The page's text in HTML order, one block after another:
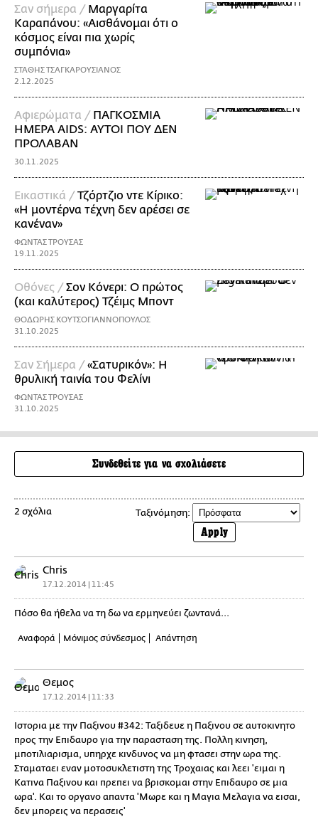
Σαν σήμερα / Μαργαρίτα
Καραπάνου: «Αισθάνομαι ότι ο
κόσμος είναι πια χωρίς
συμπόνια»
ΣΤΑΘΗΣ ΤΣΑΓΚΑΡΟΥΣΙΑΝΟΣ
2.12.2025
Αφιερώματα / ΠΑΓΚΟΣΜΙΑ
ΗΜΕΡΑ AIDS: ΑΥΤΟΙ ΠΟΥ ΔΕΝ
ΠΡΟΛΑΒΑΝ
30.11.2025
Εικαστικά /Τζόρτζιο ντε Κίρικο:
«Η μοντέρνα τέχνη δεν αρέσει σε
κανέναν»
ΦΩΝΤΑΣ ΤΡΟΥΣΑΣ
19.11.2025
Οθόνες /Σον Κόνερι: Ο πρώτος
(και καλύτερος) Τζέιμς Μποντ
ΘΟΔΩΡΗΣ ΚΟΥΤΣΟΓΙΑΝΝΟΠΟΥΛΟΣ
31.10.2025
Σαν Σήμερα /«Σατυρικόν»: H
θρυλική ταινία του Φελίνι
ΦΩΝΤΑΣ ΤΡΟΥΣΑΣ
31.10.2025
Συνδεθείτε για να σχολιάσετε
2 σχόλια Ταξινόμηση:
Apply
Chris
17.12.2014 | 11:45
Πόσο θα ήθελα να τη δω να ερμηνεύει ζωντανά...
Αναφορά Μόνιμος σύνδεσμος Απάντηση
Θεμος
17.12.2014 | 11:33
Ιστορια με την Παξινου #342: Ταξιδευε η Παξινου σε αυτοκινητο
προς την Επιδαυρο για την παρασταση της. Πολλη κινηση,
μποτιλιαρισμα, υπηρχε κινδυνος να μη φτασει στην ωρα της.
Σταματαει εναν μοτοσυκλετιστη της Τροχαιας και λεει 'ειμαι η
Κατινα Παξινου και πρεπει να βρισκομαι στην Επιδαυρο σε μια
ωρα'. Και το οργανο απαντα 'Μωρε και η Μαγια Μελαγια να εισαι,
δεν μπορεις να περασεις'